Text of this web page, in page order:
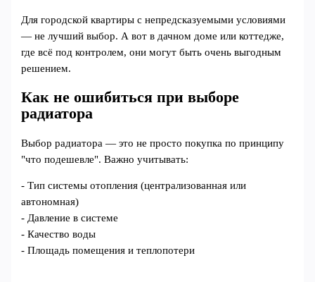
Для городской квартиры с непредсказуемыми условиями
— не лучший выбор. А вот в дачном доме или коттедже,
где всё под контролем, они могут быть очень выгодным
решением.
Как не ошибиться при выборе
радиатора
Выбор радиатора — это не просто покупка по принципу
"что подешевле". Важно учитывать:
- Тип системы отопления (централизованная или
автономная)
- Давление в системе
- Качество воды
- Площадь помещения и теплопотери